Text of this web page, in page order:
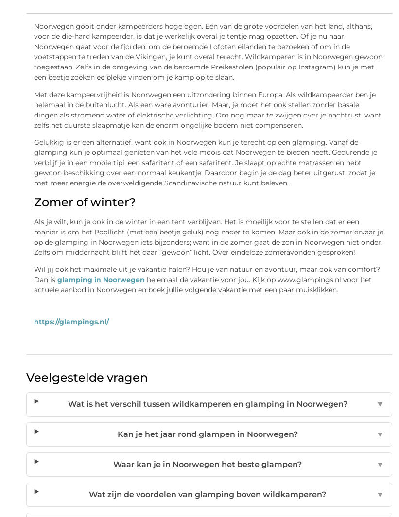
Noorwegen gooit onder kampeerders hoge ogen. Eén van de grote voordelen van het land, althans,
voor de die-hard kampeerder, is dat je werkelijk overal je tentje mag opzetten. Of je nu naar
Noorwegen gaat voor de fjorden, om de beroemde Lofoten eilanden te bezoeken of om in de
voetstappen te treden van de Vikingen, je kunt overal terecht. Wildkamperen is in Noorwegen gewoon
toegestaan. Zelfs in de omgeving van de beroemde Preikestolen (populair op Instagram) kun je met
een beetje zoeken ee plekje vinden om je kamp op te slaan.
Met deze kampeervrijheid is Noorwegen een uitzondering binnen Europa. Als wildkampeerder ben je
helemaal in de buitenlucht. Als een ware avonturier. Maar, je moet het ook stellen zonder basale
dingen als stromend water of elektrische verlichting. Om nog maar te zwijgen over je nachtrust, want
zelfs het duurste slaapmatje kan de enorm ongelijke bodem niet compenseren.
Gelukkig is er een alternatief, want ook in Noorwegen kun je terecht op een glamping. Vanaf de
glamping kun je optimaal genieten van het vele moois dat Noorwegen te bieden heeft. Gedurende je
verblijf je in een mooie tipi, een safaritent of een safaritent. Je slaapt op echte matrassen en hebt
gewoon beschikking over een normaal keukentje. Daardoor begin je de dag beter uitgerust, zodat je
met meer energie de overweldigende Scandinavische natuur kunt beleven.
Zomer of winter?
Als je wilt, kun je ook in de winter in een tent verblijven. Het is moeilijk voor te stellen dat er een
manier is om het Poollicht (met een beetje geluk) nog nader te komen. Maar ook in de zomer ervaar je
op de glamping in Noorwegen iets bijzonders; want in de zomer gaat de zon in Noorwegen niet onder.
Zelfs om middernacht blijft het daar “gewoon” licht. Over eindeloze zomeravonden gesproken!
Wil jij ook het maximale uit je vakantie halen? Hou je van natuur en avontuur, maar ook van comfort?
Dan is glamping in Noorwegen helemaal de vakantie voor jou. Kijk op www.glampings.nl voor het
actuele aanbod in Noorwegen en boek jullie volgende vakantie met een paar muisklikken.
https://glampings.nl/
Veelgestelde vragen
Wat is het verschil tussen wildkamperen en glamping in Noorwegen? ▼
Kan je het jaar rond glampen in Noorwegen? ▼
Waar kan je in Noorwegen het beste glampen? ▼
Wat zijn de voordelen van glamping boven wildkamperen? ▼